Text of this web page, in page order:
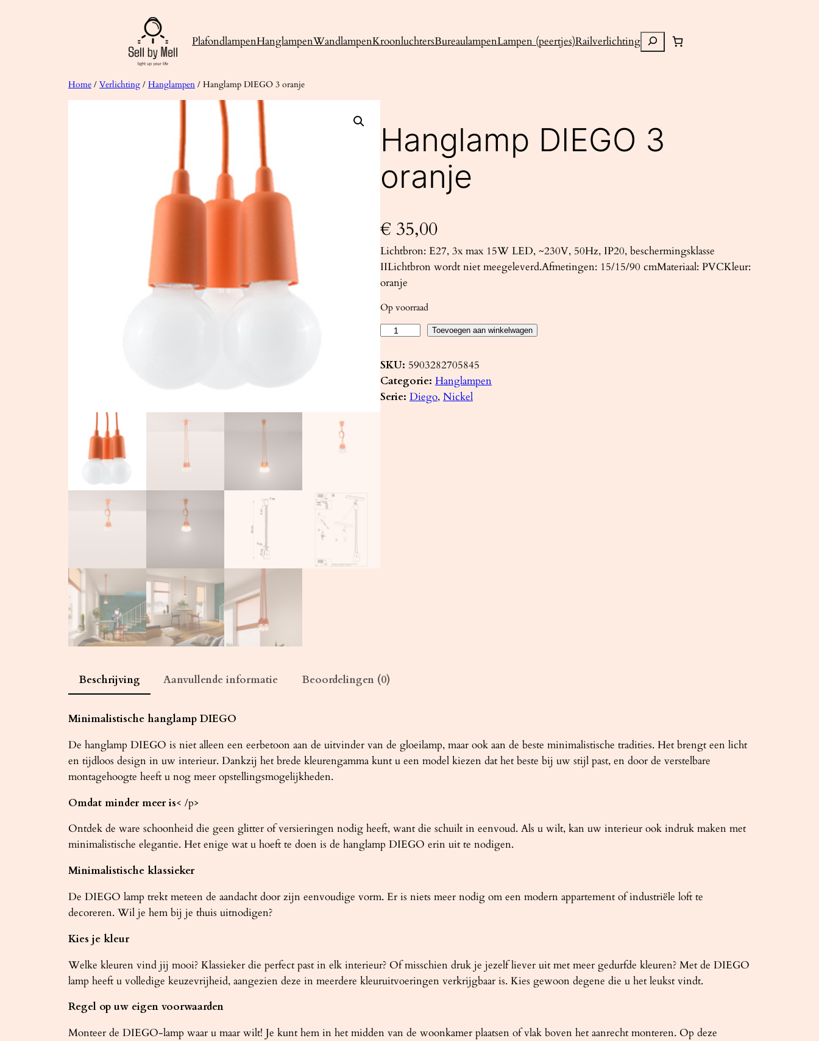
PlafondlampenHanglampenWandlampenKroonluchtersBureaulampenLampen (peertjes)RailverlichtingZoeken
Home / Verlichting / Hanglampen / Hanglamp DIEGO 3 oranje
Hanglamp DIEGO 3
oranje
€ 35,00
Lichtbron: E27, 3x max 15W LED, ~230V, 50Hz, IP20, beschermingsklasse
IILichtbron wordt niet meegeleverd.Afmetingen: 15/15/90 cmMateriaal: PVCKleur:
oranje
Op voorraad
n
g
l
n
Toevoegen aan winkelwagen
SKU: 5903282705845
Categorie: Hanglampen
Serie: Diego, Nickel
Beschrijving Aanvullende informatie Beoordelingen (0)
Minimalistische hanglamp DIEGO
De hanglamp DIEGO is niet alleen een eerbetoon aan de uitvinder van de gloeilamp, maar ook aan de beste minimalistische tradities. Het brengt een licht
en tijdloos design in uw interieur. Dankzij het brede kleurengamma kunt u een model kiezen dat het beste bij uw stijl past, en door de verstelbare
montagehoogte heeft u nog meer opstellingsmogelijkheden.
Omdat minder meer is< /p>
Ontdek de ware schoonheid die geen glitter of versieringen nodig heeft, want die schuilt in eenvoud. Als u wilt, kan uw interieur ook indruk maken met
minimalistische elegantie. Het enige wat u hoeft te doen is de hanglamp DIEGO erin uit te nodigen.
Minimalistische klassieker
De DIEGO lamp trekt meteen de aandacht door zijn eenvoudige vorm. Er is niets meer nodig om een ​​modern appartement of industriële loft te
decoreren. Wil je hem bij je thuis uitnodigen?
Kies je kleur
Welke kleuren vind jij mooi? Klassieker die perfect past in elk interieur? Of misschien druk je jezelf liever uit met meer gedurfde kleuren? Met de DIEGO
lamp heeft u volledige keuzevrijheid, aangezien deze in meerdere kleuruitvoeringen verkrijgbaar is. Kies gewoon degene die u het leukst vindt.
Regel op uw eigen voorwaarden
Monteer de DIEGO-lamp waar u maar wilt! Je kunt hem in het midden van de woonkamer plaatsen of vlak boven het aanrecht monteren. Op deze